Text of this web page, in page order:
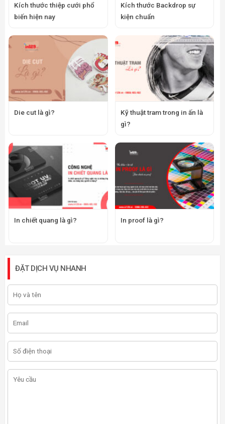
Kích thước thiệp cưới phổ
biến hiện nay
Kích thước Backdrop sự
kiện chuẩn
Die cut là gì?
Kỹ thuật tram trong in ấn là
gì?
In chiết quang là gì? In proof là gì?
ĐẶT DỊCH VỤ NHANH